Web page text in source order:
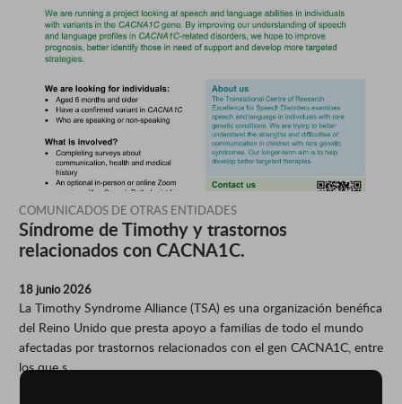
COMUNICADOS DE OTRAS ENTIDADES
Síndrome de Timothy y trastornos
relacionados con CACNA1C.
18 junio 2026
La Timothy Syndrome Alliance (TSA) es una organización benéfica
del Reino Unido que presta apoyo a familias de todo el mundo
afectadas por trastornos relacionados con el gen CACNA1C, entre
los que s ...